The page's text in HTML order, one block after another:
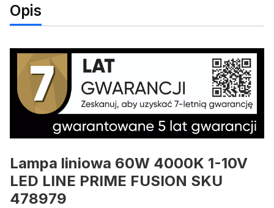
Opis
Lampa liniowa 60W 4000K 1-10V
LED LINE PRIME FUSION SKU
478979